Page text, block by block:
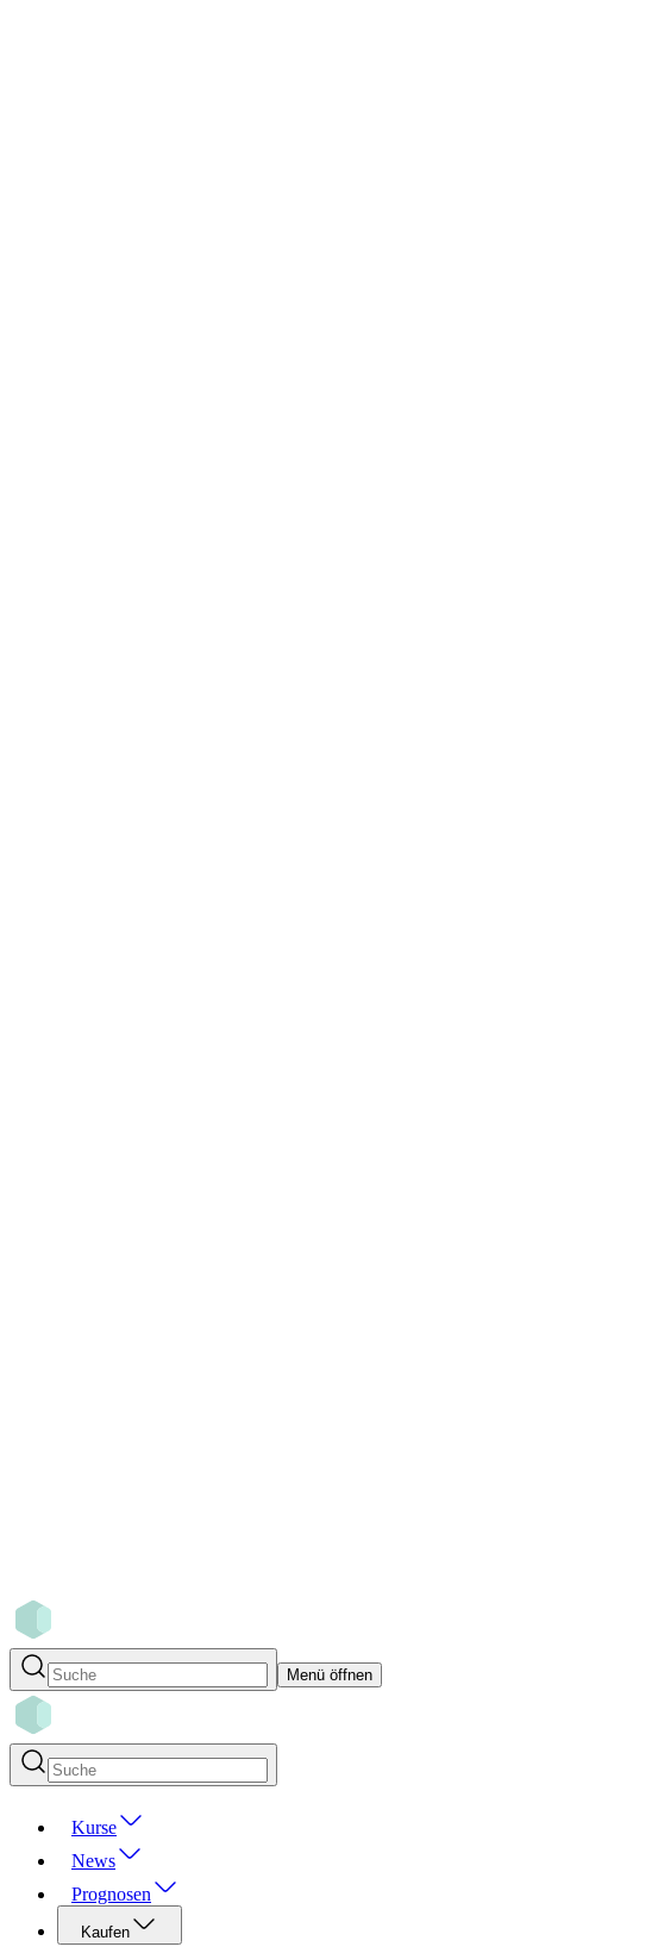
Menü öffnen
Kurse
News
Prognosen
Kaufen